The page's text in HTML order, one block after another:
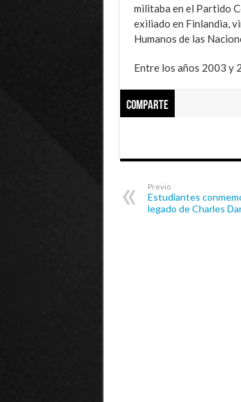
militaba en el Partido
exiliado en Finlandia,
Humanos de las
Entre los años 2003 y
Comparte
Previo
Estudiantes
legado de Charles